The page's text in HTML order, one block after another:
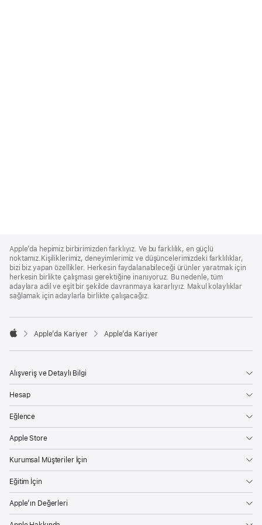
Footer
Apple’da hepimiz birbirimizden farklıyız. Ve bu farklılık, en güçlü
noktamız.Kişiliklerimiz, deneyimlerimiz ve düşüncelerimizdeki farklılıklar,
bizi biz yapan özellikler. Herkesin faydalanabileceği ürünler yaratmak için
herkesin birlikte çalışması gerektiğine inanıyoruz. Bu nedenle, tüm
adaylara adil ve eşit bir şekilde davranmaya kararlıyız. Makul kolaylıklar
sağlamak için adaylarla birlikte çalışacağız.

Apple’da Kariyer Apple’da Kariyer
Alışveriş ve Detaylı Bilgi
Hesap
Eğlence
Apple Store
Kurumsal Müşteriler İçin
Eğitim İçin
Apple’ın Değerleri